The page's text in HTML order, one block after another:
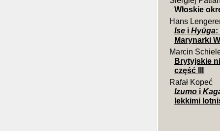
Włoskie
Hans
Ise i Hyūga:
Marynarki
Marcin
Brytyjskie
część III
Rafał Kopeć
Izumo i
lekkimi